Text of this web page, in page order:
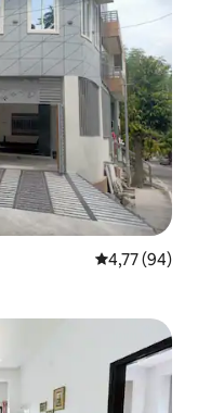
Gemiddelde
4,77 (94)